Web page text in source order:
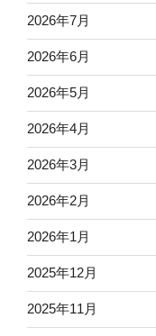
2026年7月
2026年6月
2026年5月
2026年4月
2026年3月
2026年2月
2026年1月
2025年12月
2025年11月